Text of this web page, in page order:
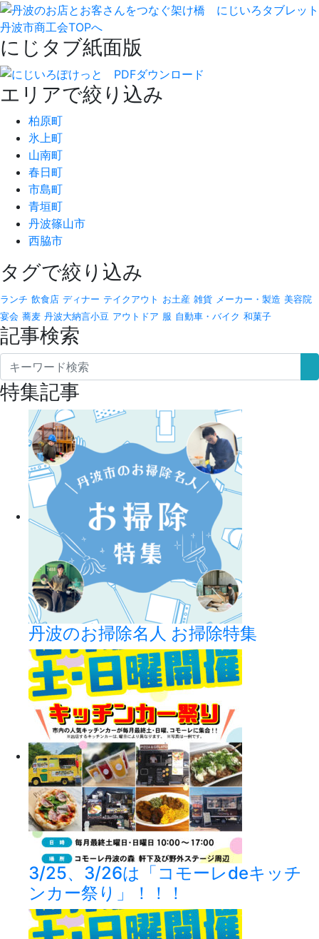
丹波市商工会TOPへ
にじタブ紙面版
エリアで絞り込み
柏原町
氷上町
山南町
春日町
市島町
青垣町
丹波篠山市
西脇市
タグで絞り込み
ランチ 飲食店 ディナー テイクアウト お土産 雑貨 メーカー・製造 美容院
宴会 蕎麦 丹波大納言小豆 アウトドア 服 自動車・バイク 和菓子
記事検索
特集記事
丹波のお掃除名人 お掃除特集
3/25、3/26は「コモーレdeキッチ
ンカー祭り」！！！